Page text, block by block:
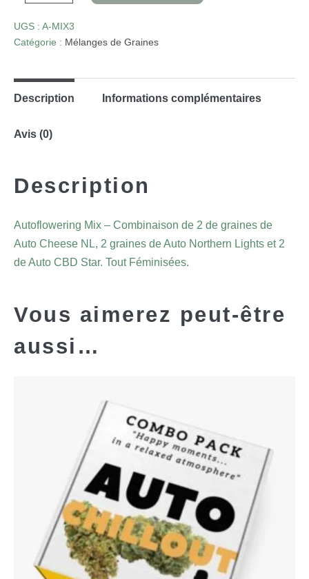
UGS : A-MIX3
Catégorie : Mélanges de Graines
Description Informations complémentaires
Avis (0)
Description
Autoflowering Mix – Combinaison de 2 de graines de
Auto Cheese NL, 2 graines de Auto Northern Lights et 2
de Auto CBD Star. Tout Féminisées.
Vous aimerez peut-être
aussi…